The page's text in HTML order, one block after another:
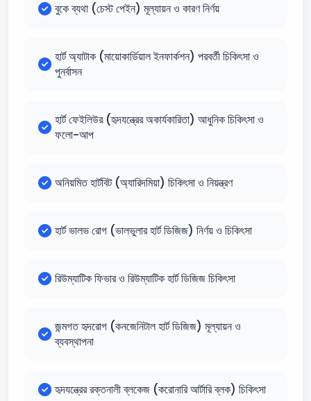
বুকে ব্যথা (চেস্ট পেইন) মূল্যায়ন ও কারণ নির্ণয়
হার্ট অ্যাটাক (মায়োকার্ডিয়াল ইনফার্কশন) পরবর্তী চিকিৎসা ও
পুনর্বাসন
হার্ট ফেইলিউর (হৃদযন্ত্রের অকার্যকারিতা) আধুনিক চিকিৎসা ও
ফলো-আপ
অনিয়মিত হার্টবিট (অ্যারিদমিয়া) চিকিৎসা ও নিয়ন্ত্রণ
হার্ট ভালভ রোগ (ভালভুলার হার্ট ডিজিজ) নির্ণয় ও চিকিৎসা
রিউম্যাটিক ফিভার ও রিউম্যাটিক হার্ট ডিজিজ চিকিৎসা
জন্মগত হৃদরোগ (কনজেনিটাল হার্ট ডিজিজ) মূল্যায়ন ও
ব্যবস্থাপনা
হৃদযন্ত্রের রক্তনালী ব্লকেজ (করোনারি আর্টারি ব্লক) চিকিৎসা